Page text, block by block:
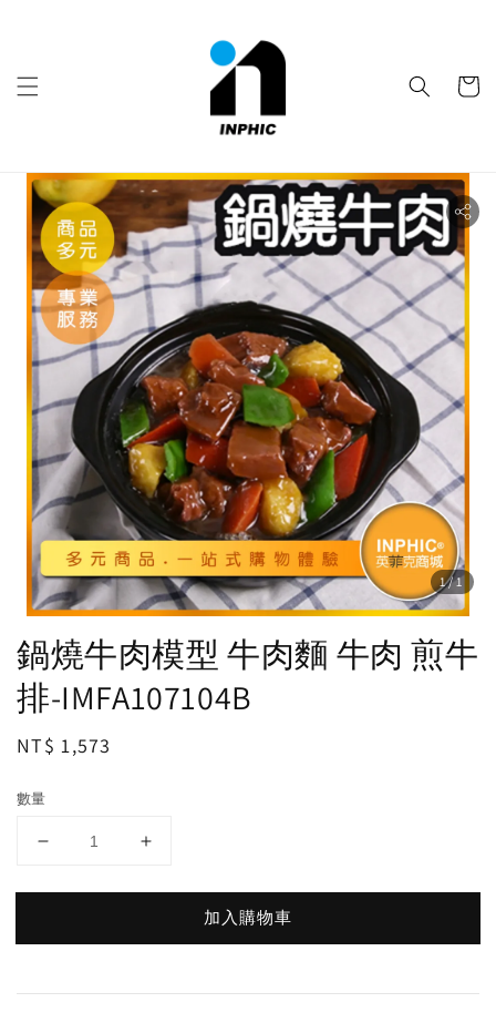
1/1
鍋燒牛肉模型 牛肉麵 牛肉 煎牛
排-IMFA107104B
Regular
NT$ 1,573
數量
加入購物車